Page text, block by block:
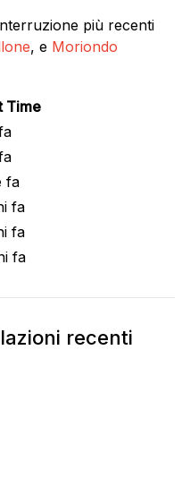
più recenti
, e Moriondo
Time
fa
fa
fa
fa
recenti